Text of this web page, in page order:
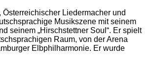
Österreichischer Liedermacher und
Musikszene mit seinem
seinem „Hirschstettner Soul“. Er spielt
Raum, von der Arena
Elbphilharmonie. Er wurde